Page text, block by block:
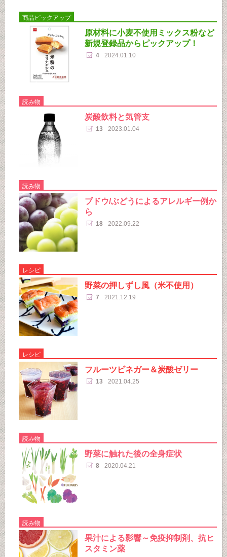
商品ピックアップ
原材料に小麦不使用ミックス粉など
新規登録品からピックアップ！
4 2024.01.10
読み物
炭酸飲料と気管支
13 2023.01.04
読み物
ブドウ/ぶどうによるアレルギー例か
ら
18 2022.09.22
レシピ
野菜の押しずし風（米不使用）
7 2021.12.19
レシピ
フルーツビネガー＆炭酸ゼリー
13 2021.04.25
読み物
野菜に触れた後の全身症状
8 2020.04.21
読み物
果汁による影響～免疫抑制剤、抗ヒ
スタミン薬